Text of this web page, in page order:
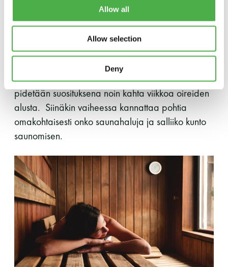
Allow all
Allow selection
Deny
vuorokauden oireettomuus lopettaa varotoimet ja
sitä voisi pitää hyvänä ohjeena myös saunomiseen
muiden kanssa. Vakavammin sairastuneella,
esimerkiksi sairaalahoitoon koronavirusinfektion
takia joutuneella henkilöllä eristysvarotoimien
suositellaan kestävän pitempään, yleensä
pidetään suosituksena noin kahta viikkoa oireiden
alusta. Siinäkin vaiheessa kannattaa pohtia
omakohtaisesti onko saunahaluja ja salliiko kunto
saunomisen.